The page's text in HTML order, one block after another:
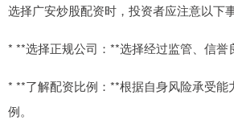
选择广安炒股配资时，投资者应注意以下
* **选择正规公司：**选择经过监管、信誉
* **了解配资比例：**根据自身风险承受能
例。